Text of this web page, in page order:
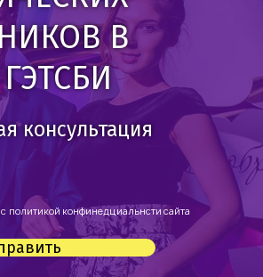
В
консультация
политикой конфинедциальнсти сайта